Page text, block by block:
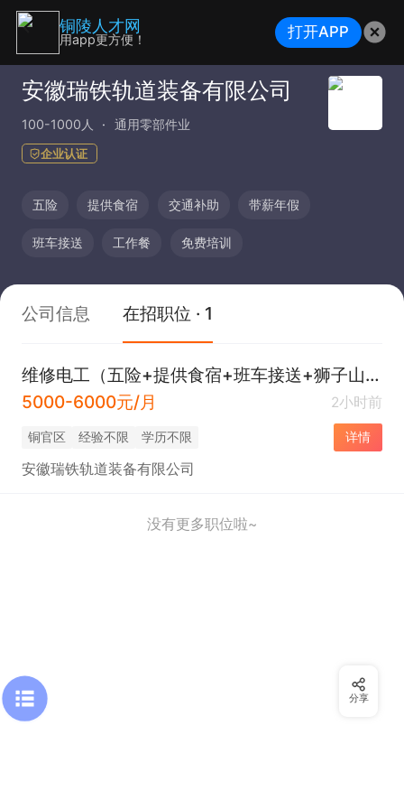
安徽瑞铁轨道装备有限公司
100-1000人 通用零部件业
企业认证
五险 提供食宿 交通补助 带薪年假
班车接送 工作餐 免费培训
公司信息 在招职位 · 1
维修电工（五险+提供食宿+班车接送+狮子山高新区）
5000-6000元/月
2小时前
铜官区 经验不限 学历不限 详情
安徽瑞铁轨道装备有限公司
没有更多职位啦~
分享
铜陵人才网
用app更方便！ 打开APP